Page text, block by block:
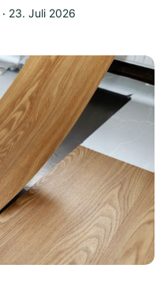
‧ 23. Juli 2026